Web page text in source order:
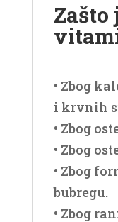
Zašto
• Zbog
i krvnih
• Zbog
• Zbog
• Zbog
bubregu.
• Zbog